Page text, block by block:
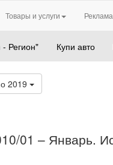
Товары и услуги Реклама
- Регион" Купи авто
2019
01 – Январь.